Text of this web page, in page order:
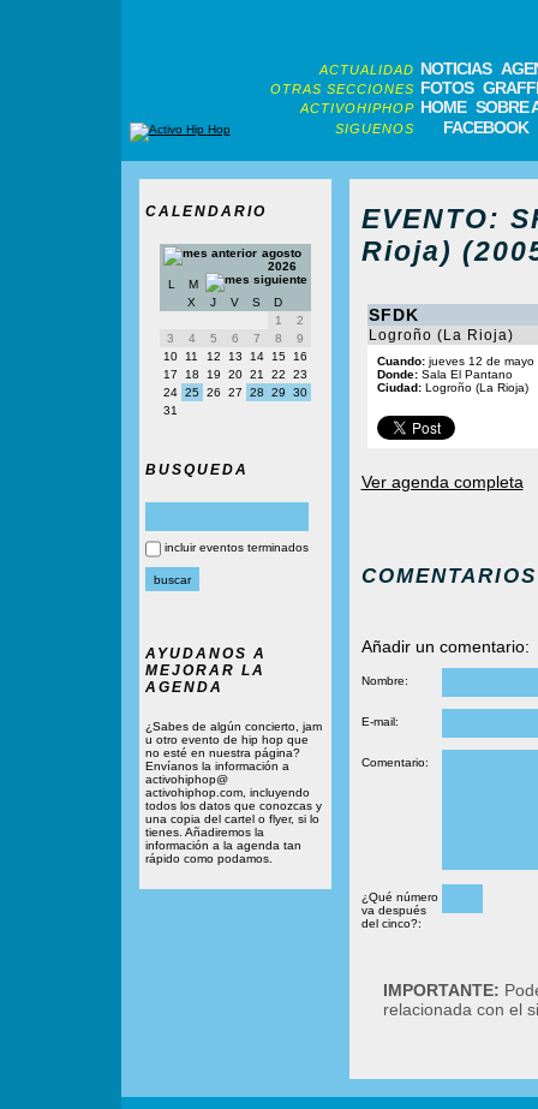
ACTUALIDAD NOTICIAS
OTRAS SECCIONES FOTOS
ACTIVOHIPHOP HOME SOBRE
SIGUENOS FACEBOOK
CALENDARIO
agosto
2026
L
M
X
J V S
D
1
2
3
4 5 6 7 8
9
10
11 12 13 14 15
16
17
18 19 20 21 22
23
24 25 26 27 28 29
30
31
BUSQUEDA
incluir eventos terminados
AYUDANOS A
MEJORAR LA
AGENDA
¿Sabes de algún concierto, jam
u otro evento de hip hop que
no esté en nuestra página?
Envíanos la información a
activohiphop@
activohiphop.com, incluyendo
todos los datos que conozcas y
una copia del cartel o flyer, si lo
tienes. Añadiremos la
información a la agenda tan
rápido como podamos.
EVENTO:
Rioja)
SFDK
Logroño (La Rioja)
Cuando:jueves 12 de mayo
Donde:Sala El Pantano
Ciudad:Logroño (La Rioja)
Ver agenda completa
COMENTARIOS
Añadir un comentario:
Nombre:
E-mail:
Comentario:
¿Qué número
va después
del cinco?:
IMPORTANTE:
relacionada con el